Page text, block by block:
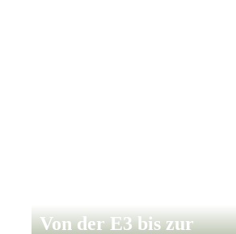
Von der E3 bis zur